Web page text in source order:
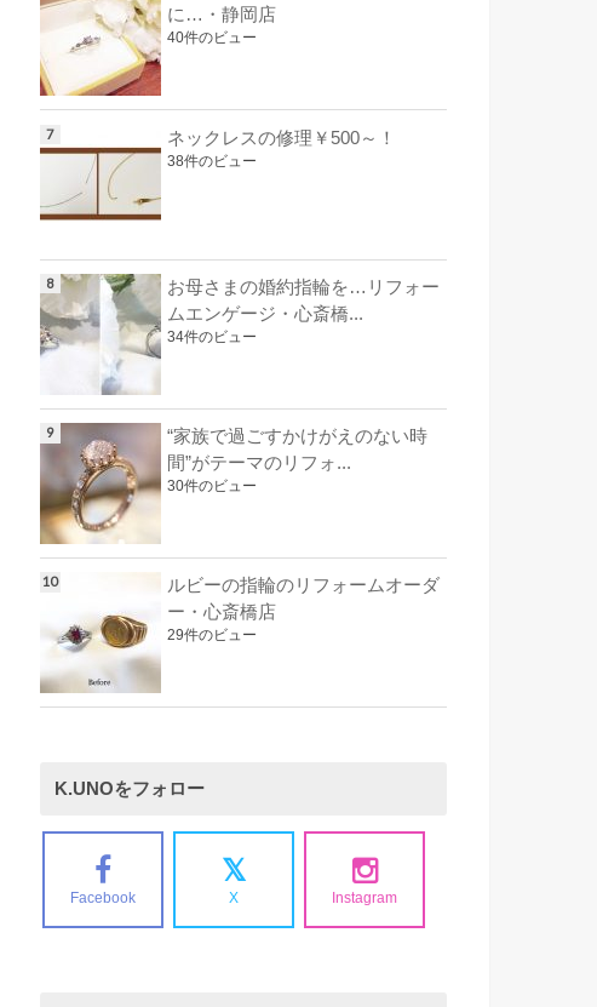
に…・静岡店
40件のビュー
ネックレスの修理￥500～！
38件のビュー
お母さまの婚約指輪を…リフォー
ムエンゲージ・心斎橋...
34件のビュー
“家族で過ごすかけがえのない時
間”がテーマのリフォ...
30件のビュー
ルビーの指輪のリフォームオーダ
ー・心斎橋店
29件のビュー
K.UNOをフォロー
Facebook X Instagram